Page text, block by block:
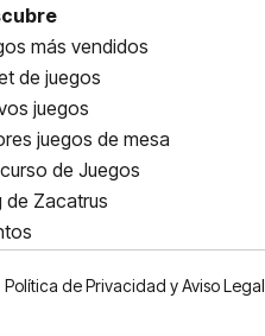
más vendidos
de juegos
juegos
juegos de mesa
de Juegos
de Zacatrus
Política de Privacidad y Aviso Legal